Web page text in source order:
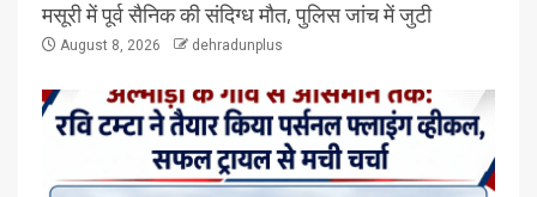
मसूरी में पूर्व सैनिक की संदिग्ध मौत, पुलिस जांच में जुटी
August 8, 2026 dehradunplus